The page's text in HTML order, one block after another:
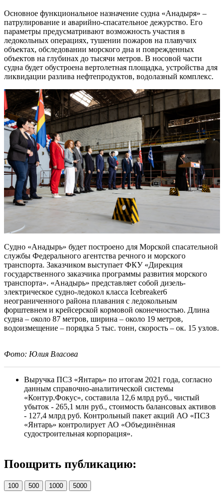
Основное функциональное назначение судна «Анадыря» –
патрулирование и аварийно-спасательное дежурство. Его
параметры предусматривают возможность участия в
ледокольных операциях, тушении пожаров на плавучих
объектах, обследовании морского дна и поврежденных
объектов на глубинах до тысячи метров. В носовой части
судна будет обустроена вертолетная площадка, устройства для
ликвидации разлива нефтепродуктов, водолазный комплекс.
Судно «Анадырь» будет построено для Морской спасательной
службы Федерального агентства речного и морского
транспорта. Заказчиком выступает ФКУ «Дирекция
государственного заказчика программы развития морского
транспорта». «Анадырь» представляет собой дизель-
электрическое судно-ледокол класса Icebreaker6
неограниченного района плавания с ледокольным
форштевнем и крейсерской кормовой оконечностью. Длина
судна – около 87 метров, ширина – около 19 метров,
водоизмещение – порядка 5 тыс. тонн, скорость – ок. 15 узлов.
Фото: Юлия Власова
Выручка ПСЗ «Янтарь» по итогам 2021 года, согласно
данным справочно-аналитической системы
«Контур.Фокус», составила 12,6 млрд руб., чистый
убыток - 265,1 млн руб., стоимость балансовых активов
- 127,4 млрд руб. Контрольный пакет акций АО «ПСЗ
«Янтарь» контролирует АО «Объединённая
судостроительная корпорация».
Поощрить публикацию:
100 500 1000 5000